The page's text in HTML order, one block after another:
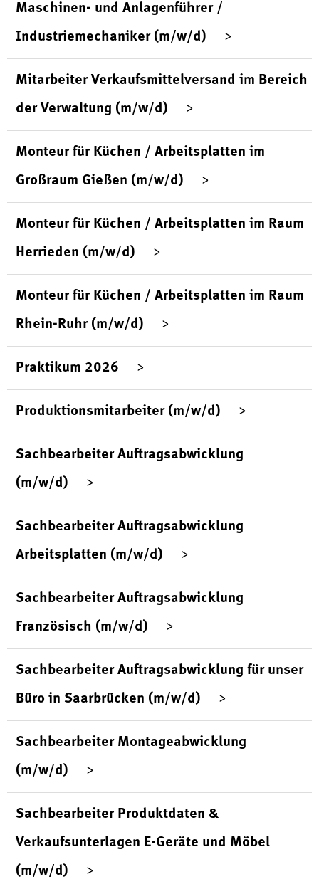
Maschinen- und Anlagenführer /
Industriemechaniker (m/w/d)
Mitarbeiter Verkaufsmittelversand im Bereich
der Verwaltung (m/w/d)
Monteur für Küchen / Arbeitsplatten im
Großraum Gießen (m/w/d)
Monteur für Küchen / Arbeitsplatten im Raum
Herrieden (m/w/d)
Monteur für Küchen / Arbeitsplatten im Raum
Rhein-Ruhr (m/w/d)
Praktikum 2026
Produktionsmitarbeiter (m/w/d)
Sachbearbeiter Auftragsabwicklung
(m/w/d)
Sachbearbeiter Auftragsabwicklung
Arbeitsplatten (m/w/d)
Sachbearbeiter Auftragsabwicklung
Französisch (m/w/d)
Sachbearbeiter Auftragsabwicklung für unser
Büro in Saarbrücken (m/w/d)
Sachbearbeiter Montageabwicklung
(m/w/d)
Sachbearbeiter Produktdaten &
Verkaufsunterlagen E-Geräte und Möbel
(m/w/d)